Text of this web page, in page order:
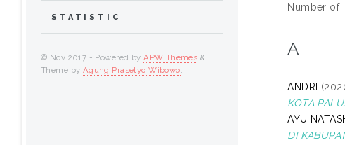
Number of
A
ANDRI
KOTA PALU.
AYU
DI
STATISTIC
© Nov 2017 - Powered byAPW Themes &
Theme by Agung Prasetyo Wibowo.